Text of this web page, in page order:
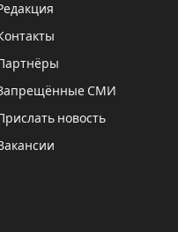
СМИ
новость